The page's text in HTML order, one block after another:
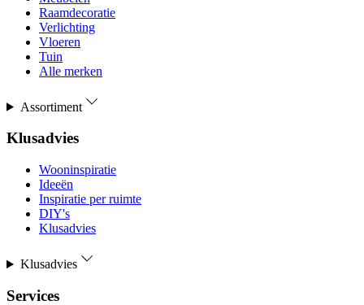
Raamdecoratie
Verlichting
Vloeren
Tuin
Alle merken
Assortiment
Klusadvies
Wooninspiratie
Ideeën
Inspiratie per ruimte
DIY's
Klusadvies
Klusadvies
Services